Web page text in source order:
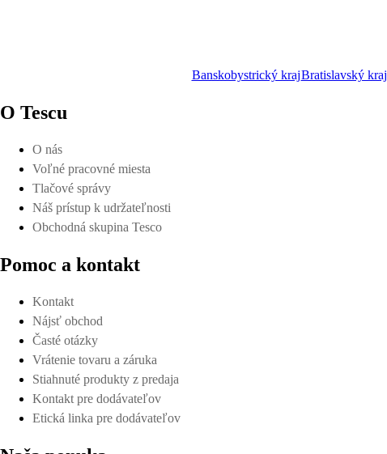
Banskobystrický krajBratislavský kraj
O Tescu
O nás
Voľné pracovné miesta
Tlačové správy
Náš prístup k udržateľnosti
Obchodná skupina Tesco
Pomoc a kontakt
Kontakt
Nájsť obchod
Časté otázky
Vrátenie tovaru a záruka
Stiahnuté produkty z predaja
Kontakt pre dodávateľov
Etická linka pre dodávateľov